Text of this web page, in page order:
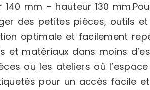
mm – hauteur 130
des petites pièces, outils
optimale et facilement
et matériaux dans moins
ou les ateliers où
pour un accès facile